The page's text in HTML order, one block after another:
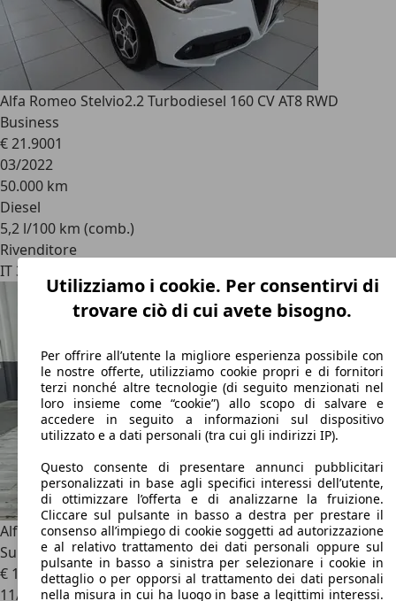
Alfa Romeo Stelvio2.2 Turbodiesel 160 CV AT8 RWD
Business
€ 21.9001
03/2022
50.000 km
Diesel
5,2 l/100 km (comb.)
Rivenditore
IT 30174
Alfa Romeo StelvioStelvio 2.2 Turbodiesel 190 CV AT8 Q4
Super
€ 16.000€ 17.000,-
11/2018
Utilizziamo i cookie. Per consentirvi di
trovare ciò di cui avete bisogno.
Per offrire all’utente la migliore esperienza possibile con
le nostre offerte, utilizziamo cookie propri e di fornitori
terzi nonché altre tecnologie (di seguito menzionati nel
loro insieme come “cookie”) allo scopo di salvare e
accedere in seguito a informazioni sul dispositivo
utilizzato e a dati personali (tra cui gli indirizzi IP).
Questo consente di presentare annunci pubblicitari
personalizzati in base agli specifici interessi dell’utente,
di ottimizzare l’offerta e di analizzarne la fruizione.
Cliccare sul pulsante in basso a destra per prestare il
consenso all’impiego di cookie soggetti ad autorizzazione
e al relativo trattamento dei dati personali oppure sul
pulsante in basso a sinistra per selezionare i cookie in
dettaglio o per opporsi al trattamento dei dati personali
nella misura in cui ha luogo in base a legittimi interessi.